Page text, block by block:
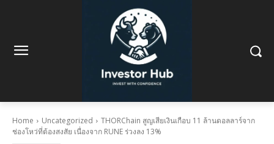
Home Uncategorized
THORChain สูญเสียเงินเกือบ 11 ล้านดอลลาร์จาก
ช่องโหว่ที่ต้องสงสัย เนื่องจาก RUNE ร่วงลง 13%